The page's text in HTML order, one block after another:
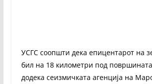
УСГС соопшти дека епицентарот на
бил на 18 километри под
додека сеизмичката агенција на